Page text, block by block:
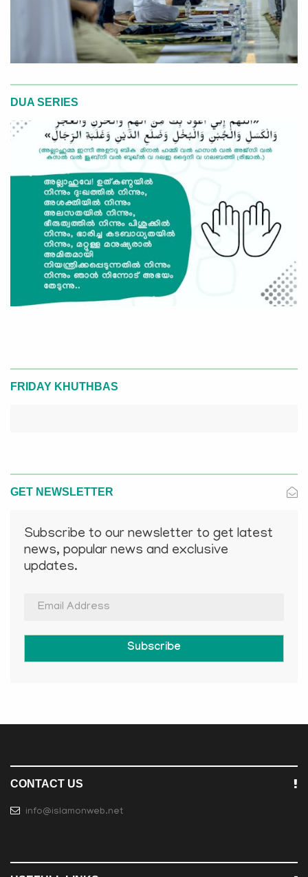
DUA SERIES
FRIDAY KHUTHBAS
GET NEWSLETTER
Subscribe to our newsletter to get latest
news, popular news and exclusive
updates.
Subscribe
CONTACT US
info@islamonweb.net